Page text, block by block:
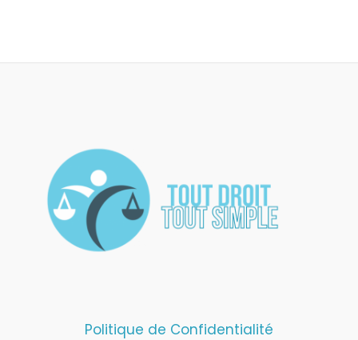
Politique de Confidentialité